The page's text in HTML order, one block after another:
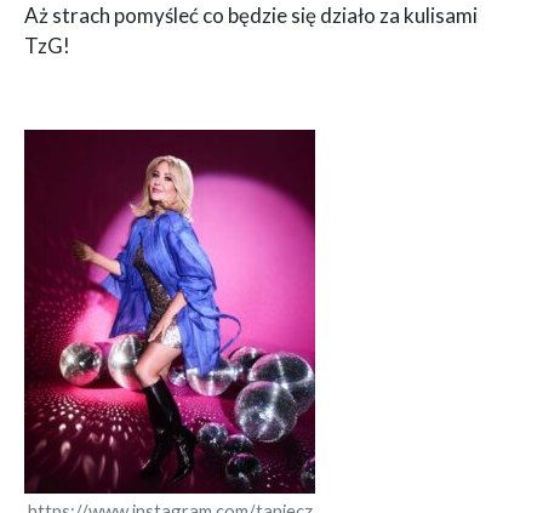
Aż strach pomyśleć co będzie się działo za kulisami
TzG!